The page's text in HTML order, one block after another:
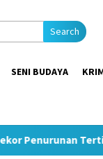
Search
SENI BUDAYA
di Jawa